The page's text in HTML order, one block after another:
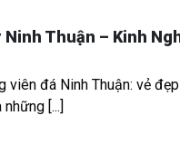
Ninh Thuận – Kinh
viên đá Ninh Thuận: vẻ
[...]